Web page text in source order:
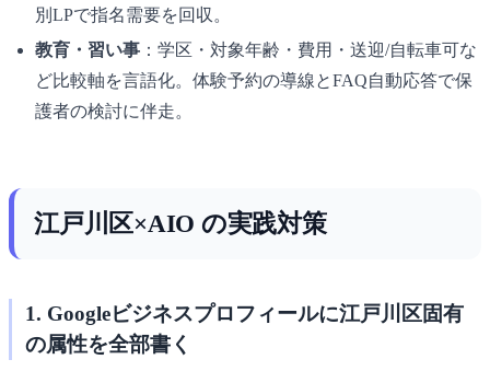
別LPで指名需要を回収。
教育・習い事 ：学区・対象年齢・費用・送迎/自転車可な
ど比較軸を言語化。体験予約の導線とFAQ自動応答で保
護者の検討に伴走。
江戸川区×AIO の実践対策
1. Googleビジネスプロフィールに江戸川区固有
の属性を全部書く